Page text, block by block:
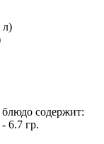
содержит:
6.7 гр.